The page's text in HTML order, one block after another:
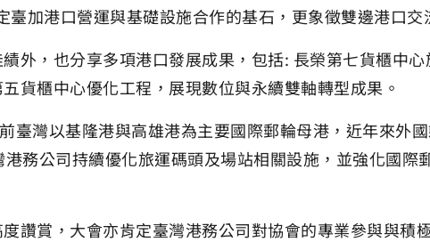
加港口營運與基礎設施合作的基石，更象徵雙邊港口交
外，也分享多項港口發展成果，包括: 長榮第七貨櫃中
貨櫃中心優化工程，展現數位與永續雙軸轉型成果。
灣以基隆港與高雄港為主要國際郵輪母港，近年來外
務公司持續優化旅運碼頭及場站相關設施，並強化國際
讚賞，大會亦肯定臺灣港務公司對協會的專業參與與積